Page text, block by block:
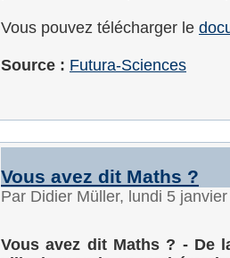
Vous pouvez télécharger le
Source : Futura-Sciences
Vous avez dit Maths ?
Par Didier Müller, lundi 5
Vous avez dit Maths ? - De